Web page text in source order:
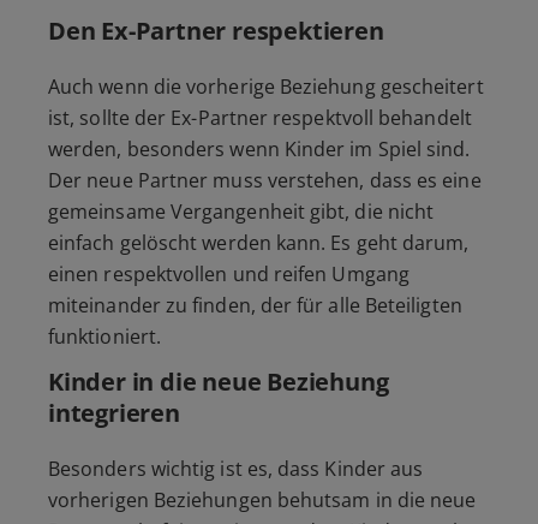
Den Ex-Partner respektieren
Auch wenn die vorherige Beziehung gescheitert
ist, sollte der Ex-Partner respektvoll behandelt
werden, besonders wenn Kinder im Spiel sind.
Der neue Partner muss verstehen, dass es eine
gemeinsame Vergangenheit gibt, die nicht
einfach gelöscht werden kann. Es geht darum,
einen respektvollen und reifen Umgang
miteinander zu finden, der für alle Beteiligten
funktioniert.
Kinder in die neue Beziehung
integrieren
Besonders wichtig ist es, dass Kinder aus
vorherigen Beziehungen behutsam in die neue